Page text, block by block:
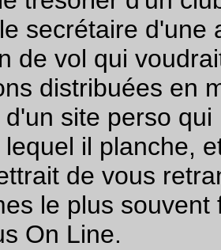
secrétaire
de vol qui
distribuées en
site perso
il planche,
de vous
le plus
On Line.